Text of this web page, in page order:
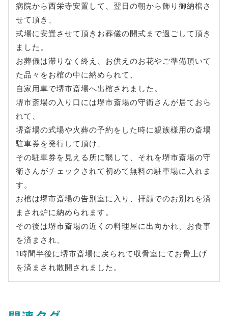
病院から西栄寺安置して、翌日の朝から飾り御納棺さ
せて頂き、
式場に安置させて頂きお葬儀の開式まで過ごして頂き
ました。
お葬儀は滞りなく終え、お供えのお花やご準備頂いて
た品々をお棺の中に納められて、
自家用車で堺市斎場へ出棺されました。
堺市斎場の入り口には堺市斎場の守衛さんが居ておら
れて、
堺斎場の式場や火葬の予約をした時に親族様用の斎場
駐車券を発行して頂け、
その駐車券を見える所に翳して、それを堺市斎場の守
衛さんがチェックされて初めて無料の駐車場に入れま
す。
お棺は堺市斎場の告別室に入り、拝顔でのお別れを済
まされ炉に納められます。
その後は堺市斎場の近くの料理屋に出向かれ、お食事
を済まされ、
1時間半後に堺市斎場に戻られて収骨室にてお骨上げ
を済まされ散開されました。